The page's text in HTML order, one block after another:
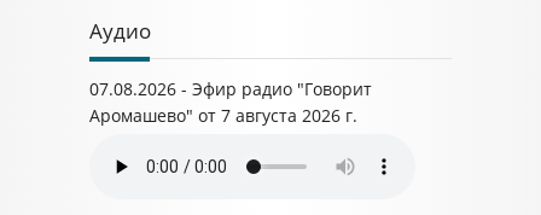
Аудио
07.08.2026 - Эфир радио "Говорит
Аромашево" от 7 августа 2026 г.